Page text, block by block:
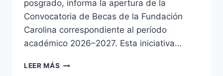
posgrado, informa la apertura de la
Convocatoria de Becas de la Fundación
Carolina correspondiente al período
académico 2026–2027. Esta iniciativa…
LEER MÁS UNVIME